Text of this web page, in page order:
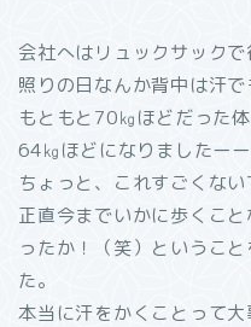
会社へはリュックサック
照りの日なんか背中は汗で
もともと70㎏ほどだった
64㎏ほどになりましたーー
ちょっと、これすごくな
正直今までいかに歩くこ
ったか！（笑）というこ
た。
本当に汗をかくことって大